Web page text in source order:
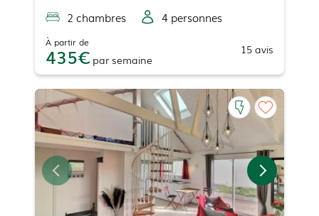
2 chambres 4 personnes
À partir de
435 par semaine
15 avis